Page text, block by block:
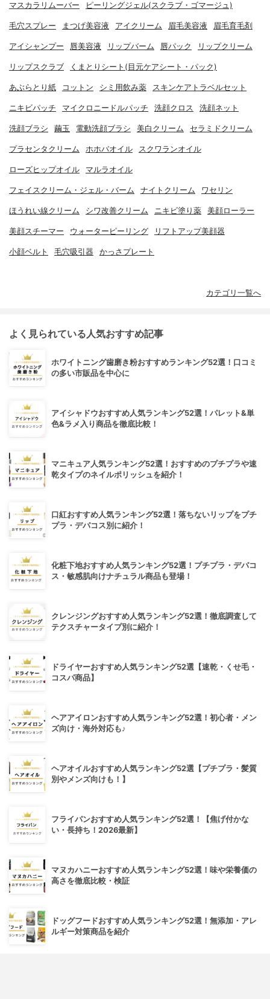
マスカラリムーバー ピーリングジェル(スクラブ・ゴマージュ)
毛穴スプレー まつげ美容液 アイクリーム 眉毛美容液 眉毛育毛剤
アイシャンプー 唇美容液 リップバーム 唇パック リップクリーム
リップスクラブ くまとりシート(目元ケアシート・パック)
あぶらとり紙 コットン シミ用飲み薬 スキンケアトラベルセット
ニキビパッチ マイクロニードルパッチ 洗顔クロス 洗顔ネット
洗顔ブラシ 繭玉 電動洗顔ブラシ 美白クリーム セラミドクリーム
プラセンタクリーム ホホバオイル スクワランオイル
ローズヒップオイル マルラオイル
フェイスクリーム・ジェル・バーム ナイトクリーム ワセリン
ほうれい線クリーム シワ改善クリーム ニキビ塗り薬 美顔ローラー
美顔スチーマー ウォーターピーリング リフトアップ美顔器
小顔ベルト 毛穴吸引器 かっさプレート
カテゴリ一覧へ
よく見られている人気おすすめ記事
ホワイトニング歯磨き粉おすすめランキング52選！口コミ
の多い市販品を中心に
アイシャドウおすすめ人気ランキング52選！パレット&単
色&ラメ入り商品を徹底比較！
マニキュア人気ランキング52選！おすすめのプチプラや速
乾タイプのネイルポリッシュを紹介！
口紅おすすめ人気ランキング52選！落ちないリップをプチ
プラ・デパコス別に紹介！
化粧下地おすすめ人気ランキング52選！プチプラ・デパコ
ス・敏感肌向けナチュラル商品も登場！
クレンジングおすすめ人気ランキング52選！徹底調査して
テクスチャータイプ別に紹介！
ドライヤーおすすめ人気ランキング52選【速乾・くせ毛・
コスパ商品】
ヘアアイロンおすすめ人気ランキング52選！初心者・メン
ズ向け・海外対応も♪
ヘアオイルおすすめ人気ランキング52選【プチプラ・髪質
別やメンズ向けも！】
フライパンおすすめ人気ランキング52選！【焦げ付かな
い・長持ち！2026最新】
マヌカハニーおすすめ人気ランキング52選！味や栄養価の
高さを徹底比較・検証
ドッグフードおすすめ人気ランキング52選！無添加・アレ
ルギー対策商品を紹介